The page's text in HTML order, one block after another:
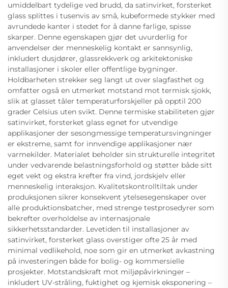
umiddelbart tydelige ved brudd, da satinvirket, forsterket
glass splittes i tusenvis av små, kubeformede stykker med
avrundede kanter i stedet for å danne farlige, spisse
skarper. Denne egenskapen gjør det uvurderlig for
anvendelser der menneskelig kontakt er sannsynlig,
inkludert dusjdører, glassrekkverk og arkitektoniske
installasjoner i skoler eller offentlige bygninger.
Holdbarheten strekker seg langt ut over slagfasthet og
omfatter også en utmerket motstand mot termisk sjokk,
slik at glasset tåler temperaturforskjeller på opptil 200
grader Celsius uten svikt. Denne termiske stabiliteten gjør
satinvirket, forsterket glass egnet for utvendige
applikasjoner der sesongmessige temperatursvingninger
er ekstreme, samt for innvendige applikasjoner nær
varmekilder. Materialet beholder sin strukturelle integritet
under vedvarende belastningsforhold og støtter både sitt
eget vekt og ekstra krefter fra vind, jordskjelv eller
menneskelig interaksjon. Kvalitetskontrolltiltak under
produksjonen sikrer konsekvent ytelsesegenskaper over
alle produktionsbatcher, med strenge testprosedyrer som
bekrefter overholdelse av internasjonale
sikkerhetsstandarder. Levetiden til installasjoner av
satinvirket, forsterket glass overstiger ofte 25 år med
minimal vedlikehold, noe som gir en utmerket avkastning
på investeringen både for bolig- og kommersielle
prosjekter. Motstandskraft mot miljøpåvirkninger –
inkludert UV-stråling, fuktighet og kjemisk eksponering –